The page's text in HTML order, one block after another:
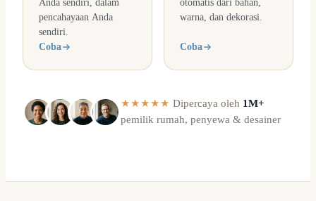
Anda sendiri, dalam
pencahayaan Anda
sendiri.
Coba
otomatis dari bahan,
warna, dan dekorasi.
Coba
★★★★★ Dipercaya oleh 1M+
pemilik rumah, penyewa & desainer